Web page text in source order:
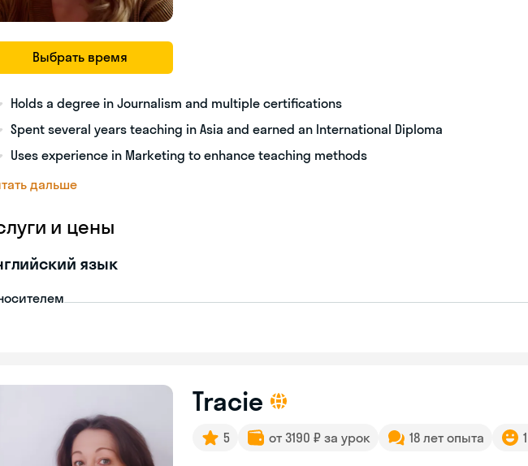
Выбрать время
Holds a degree in Journalism and multiple certifications
Spent several years teaching in Asia and earned an International Diploma
Uses experience in Marketing to enhance teaching methods
дальше
и цены
язык
Tracie
5 от 3190 ₽ за урок 18 лет опыта